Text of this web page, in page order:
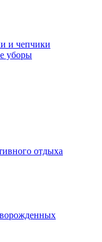
и чепчики
уборы
отдыха